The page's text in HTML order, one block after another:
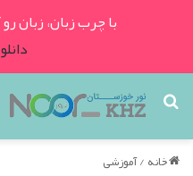
با چرب زبان، زبان
جستجو
برای
خانه/آموزشی